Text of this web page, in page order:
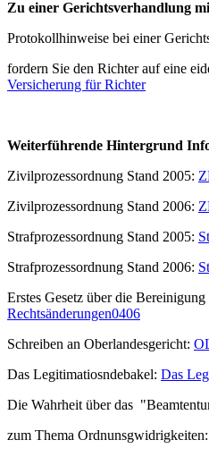
Zu einer Gerichtsverhandlung
Protokollhinweise bei einer
fordern Sie den Richter auf eine
Versicherung für Richter
Weiterführende Hintergrund
Zivilprozessordnung Stand 2005:
Zivilprozessordnung Stand 2006:
Strafprozessordnung Stand 2005:
Strafprozessordnung Stand 2006:
Erstes Gesetz über die
Rechtsänderungen0406
Schreiben an Oberlandesgericht:
Das Legitimatiosndebakel: Das
Die Wahrheit über das
zum Thema Ordnunsgwidrigkeiten: